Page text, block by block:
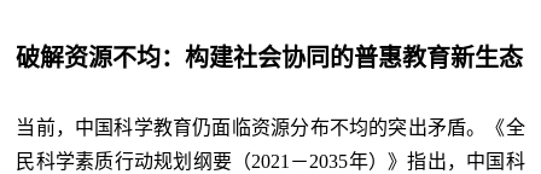
破解资源不均：构建社会协同的普惠教育新生态
当前，中国科学教育仍面临资源分布不均的突出矛盾。《全
民科学素质行动规划纲要（2021－2035年）》指出，中国科